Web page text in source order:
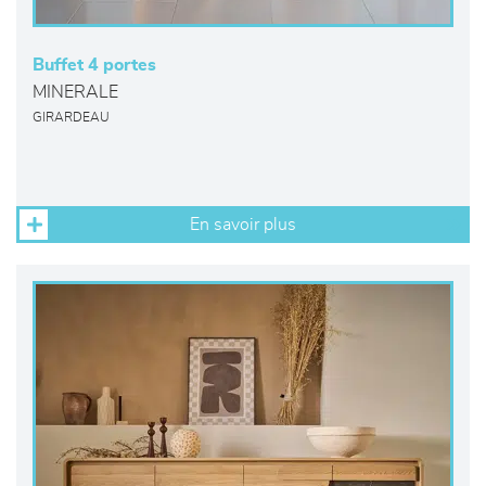
Buffet 4 portes
MINERALE
GIRARDEAU
En savoir plus